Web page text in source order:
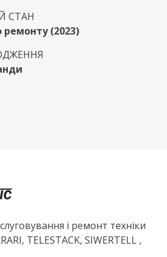
СТАН
ремонту (2023)
і ремонт техніки
TELESTACK, SIWERTELL ,